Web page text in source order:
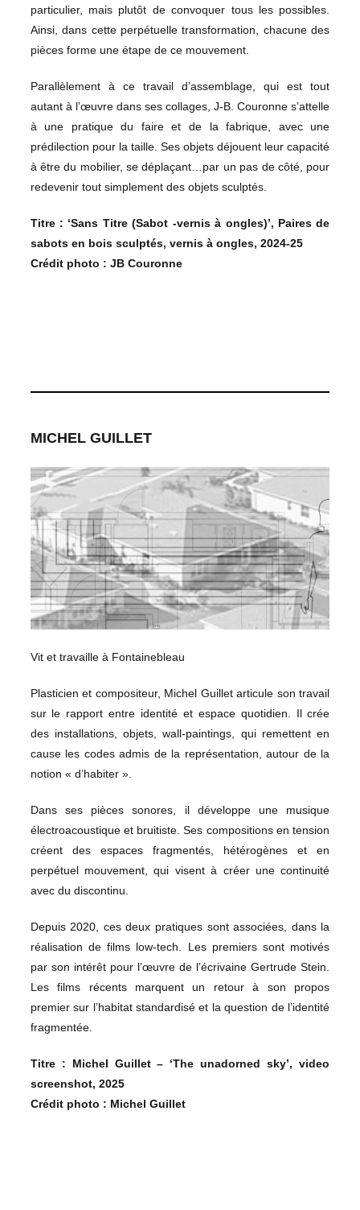
particulier, mais plutôt de convoquer tous les possibles.
Ainsi, dans cette perpétuelle transformation, chacune des
pièces forme une étape de ce mouvement.
Parallèlement à ce travail d’assemblage, qui est tout
autant à l’œuvre dans ses collages, J-B. Couronne s’attelle
à une pratique du faire et de la fabrique, avec une
prédilection pour la taille. Ses objets déjouent leur capacité
à être du mobilier, se déplaçant…par un pas de côté, pour
redevenir tout simplement des objets sculptés.
Titre : ‘Sans Titre (Sabot -vernis à ongles)’, Paires de
sabots en bois sculptés, vernis à ongles, 2024-25
Crédit photo : JB Couronne
MICHEL GUILLET
Vit et travaille à Fontainebleau
Plasticien et compositeur, Michel Guillet articule son travail
sur le rapport entre identité et espace quotidien. Il crée
des installations, objets, wall-paintings, qui remettent en
cause les codes admis de la représentation, autour de la
notion « d’habiter ».
Dans ses pièces sonores, il développe une musique
électroacoustique et bruitiste. Ses compositions en tension
créent des espaces fragmentés, hétérogènes et en
perpétuel mouvement, qui visent à créer une continuité
avec du discontinu.
Depuis 2020, ces deux pratiques sont associées, dans la
réalisation de films low-tech. Les premiers sont motivés
par son intérêt pour l’œuvre de l’écrivaine Gertrude Stein.
Les films récents marquent un retour à son propos
premier sur l’habitat standardisé et la question de l’identité
fragmentée.
Titre : Michel Guillet – ‘The unadorned sky’, video
screenshot, 2025
Crédit photo : Michel Guillet